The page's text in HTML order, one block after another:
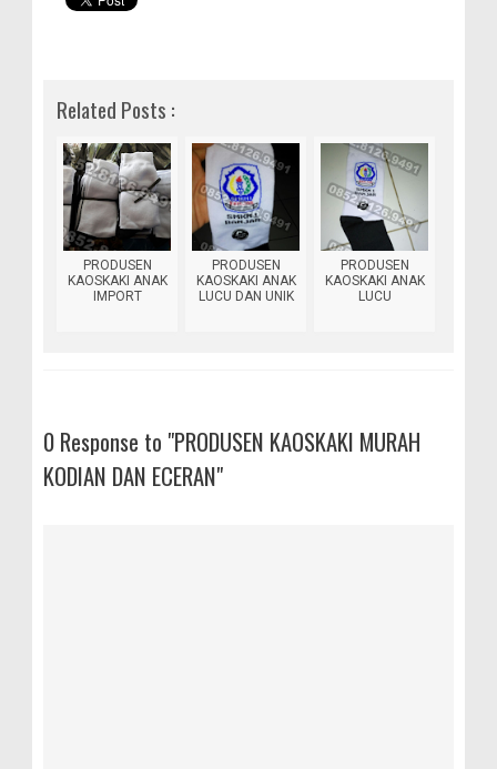
Related Posts :
PRODUSEN
KAOSKAKI ANAK
IMPORT
PRODUSEN
KAOSKAKI ANAK
LUCU DAN UNIK
PRODUSEN
KAOSKAKI ANAK
LUCU
0 Response to "PRODUSEN KAOSKAKI MURAH
KODIAN DAN ECERAN"